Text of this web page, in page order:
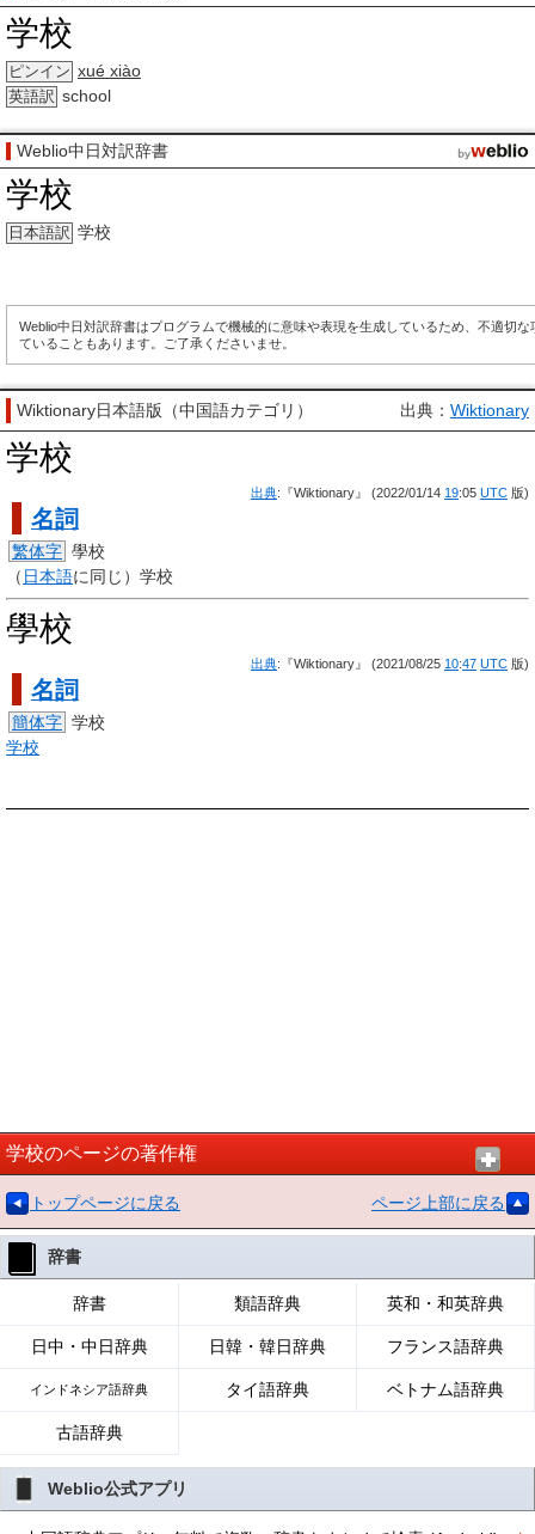
学校
ピンイン xué xiào
英語訳 school
Weblio中日対訳辞書
学校
日本語訳 学校
Weblio中日対訳辞書はプログラムで機械的に意味や表現を生成しているため、不適切な
ていることもあります。ご了承くださいませ。
Wiktionary日本語版（中国語カテゴリ） 出典： Wiktionary
学校
出典:『Wiktionary』 (2022/01/14 19:05 UTC 版)
名詞
繁体字 學校
（ 日本語に同じ）学校
學校
出典:『Wiktionary』 (2021/08/25 10:47 UTC 版)
名詞
簡体字 学校
学校
学校のページの著作権
トップページに戻る ページ上部に戻る
辞書
辞書 類語辞典 英和・和英辞典
日中・中日辞典 日韓・韓日辞典 フランス語辞典
インドネシア語辞典 タイ語辞典 ベトナム語辞典
古語辞典
Weblio公式アプリ